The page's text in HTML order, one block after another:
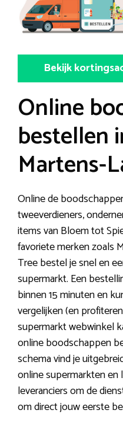
Bekijk
Online
bestellen
Martens-
Online de
tweeverdieners,
items van Bloem tot
favoriete merken zoals
Tree bestel je snel en
supermarkt. Een
binnen 15 minuten en
vergelijken (en
supermarkt webwinkel
online boodschappen
schema vind je
online supermarkten en
leveranciers om de
om direct jouw eerste